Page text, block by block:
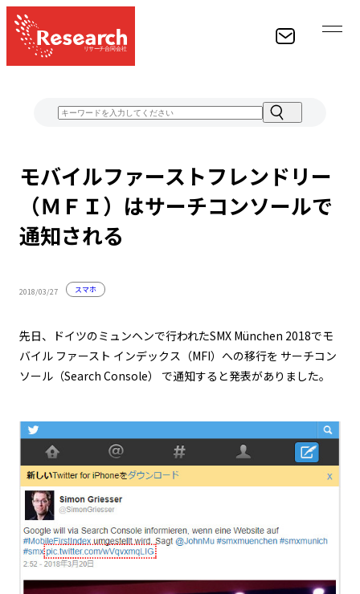
ものをコンサルティングし、結果をお約束します。
CONTACT
モバイルファーストフレンドリー
（ＭＦＩ）はサーチコンソールで
通知される
2018/03/27 スマホ
先日、ドイツのミュンヘンで行われたSMX München 2018でモ
バイル ファースト インデックス（MFI）への移行を サーチコン
ソール（Search Console） で通知すると発表がありました。